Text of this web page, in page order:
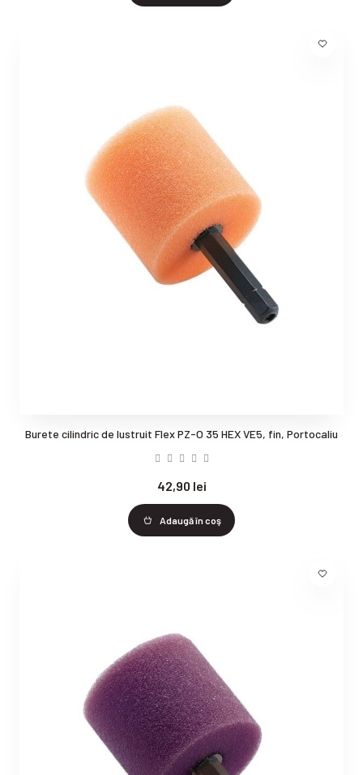
Burete cilindric de lustruit Flex PZ-O 35 HEX VE5, fin, Portocaliu
42,90 lei
Adaugă în coş